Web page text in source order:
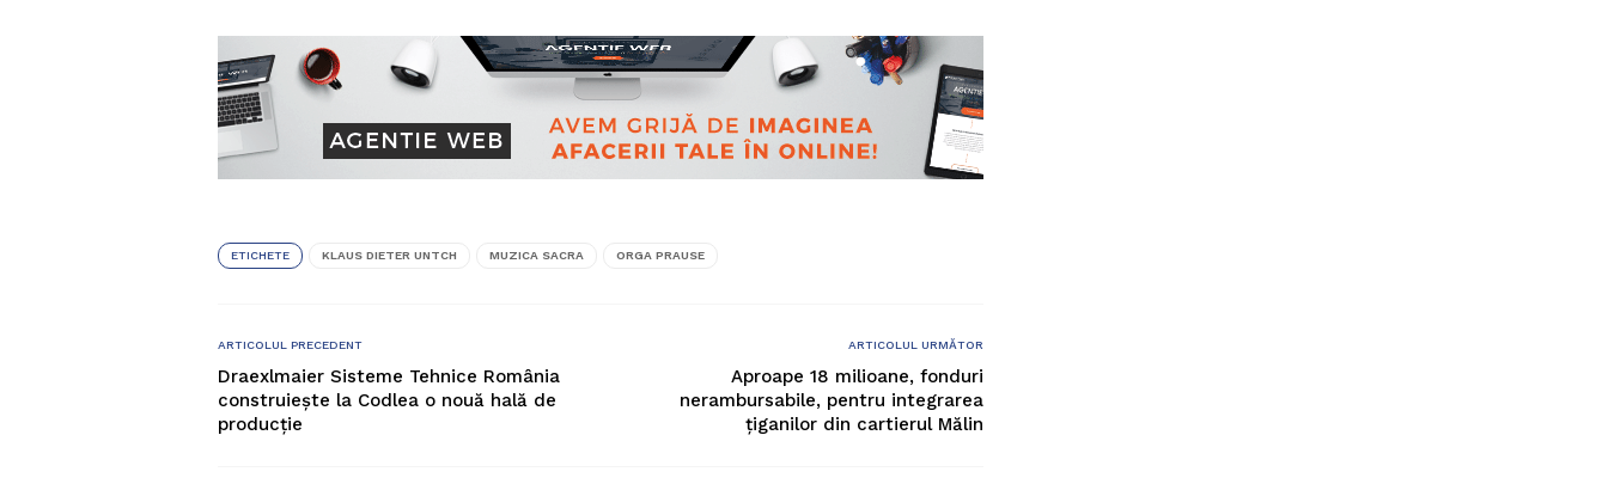
ETICHETE KLAUS DIETER UNTCH MUZICA SACRA ORGA PRAUSE
ARTICOLUL PRECEDENT
Draexlmaier Sisteme Tehnice România
construiește la Codlea o nouă hală de
producție
ARTICOLUL URMĂTOR
Aproape 18 milioane, fonduri
nerambursabile, pentru integrarea
țiganilor din cartierul Mălin